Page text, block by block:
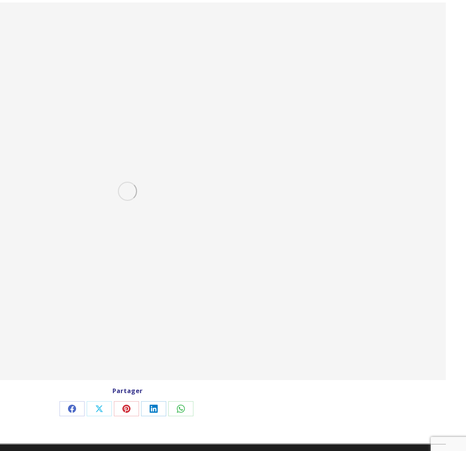
Partager
Partager
Facebook
Partager
X
Partager
Pinterest
Partager
LinkedIn
Partager
WhatsApp